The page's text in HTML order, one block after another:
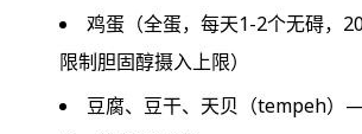
鸡蛋（全蛋，每天1-2个无碍，
限制胆固醇摄入上限）
豆腐、豆干、天贝（tempeh